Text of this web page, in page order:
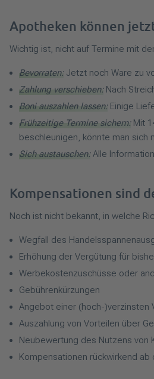
Apotheken können
Wichtig ist, nicht auf Termine mit
Bevorraten:Jetzt noch Ware zu
Zahlung verschieben:Nach
Boni auszahlen lassen:Einige
Frühzeitige Termine sichern:Mit
beschleunigen, könnte man sich
Sich austauschen:Alle
Kompensationen sind
Noch ist nicht bekannt, in welche
Wegfall des
Erhöhung der Vergütung für
Werbekostenzuschüsse oder
Gebührenkürzungen
Angebot einer (hoch-)verzinsten
Auszahlung von Vorteilen über
Neubewertung des Nutzens von
Kompensationen rückwirkend